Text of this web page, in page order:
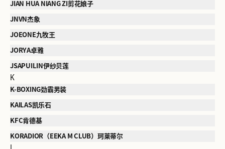
JIAN HUA NIANG ZI剪花娘子
JNVN杰象
JOEONE九牧王
JORYA卓雅
JSAPUILIN伊纱贝莲
K
K-BOXING劲霸男装
KAILAS凯乐石
KFC肯德基
KORADIOR（EEKA M CLUB）珂莱蒂尔